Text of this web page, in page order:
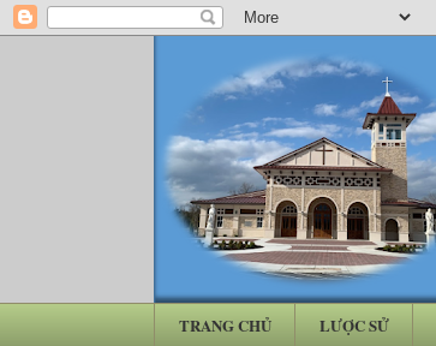
TRANG CHỦ LƯỢC SỬ